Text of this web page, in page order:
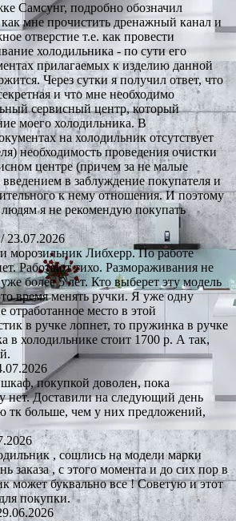
Самсунг, подробно обозначил
мне прочистить дренажный канал и
отверстие т.е. как провести
холодильника - по сути его
прилагаемых к изделию данной
Через сутки я получил ответ, что
и что мне необходимо
сервисный центр, который
моего холодильника. В
на холодильник отсутствует
необходимость проведения очистки
центре (причем за не малые
введением в заблуждение покупателя и
к нему отношения. И поэтому
я не рекомендую покупать
/ 23.07.2026
морозильник Либхерр. По работе
Работают тихо. Размораживания не
более 5 лет. Кто выберет эту модель
время менять ручки. Я уже одну
отработанное место в этой
в ручке лопнет, то пружинка в ручке
в холодильнике стоит 1700 р. А так,
покупкой доволен, пока
нет. Доставили на следующий день
тк больше, чем у них предложений,
, сошлись на модели марки
заказа , с этого момента и до сих пор в
может буквально все ! Советую и этот
покупки.